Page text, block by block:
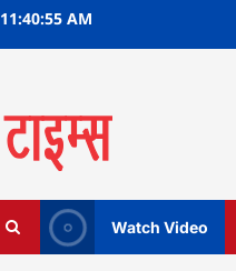
11:40:56 AM
Watch Video